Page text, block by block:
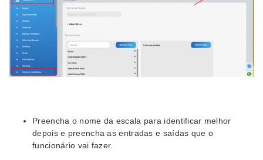
Preencha o nome da escala para identificar melhor
depois e preencha as entradas e saídas que o
funcionário vai fazer.